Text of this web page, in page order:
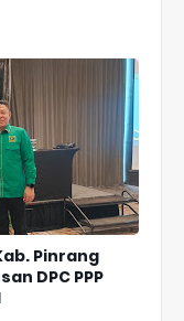
Pinrang
DPC PPP